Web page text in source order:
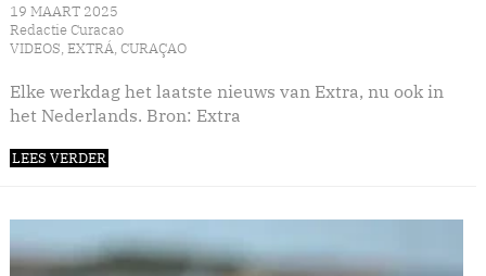
19 MAART 2025
Redactie Curacao
VIDEOS, EXTRÁ, CURAÇAO
Elke werkdag het laatste nieuws van Extra, nu ook in
het Nederlands. Bron: Extra
LEES VERDER